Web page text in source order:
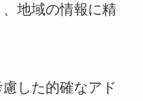
地域の情報に精
した的確なアド